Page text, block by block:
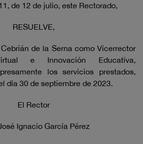
de 12 de julio, este Rectorado,
RESUELVE,
de la Serna como Vicerrector
e Innovación Educativa,
los servicios prestados,
día 30 de septiembre de 2023.
El Rector
Ignacio García Pérez